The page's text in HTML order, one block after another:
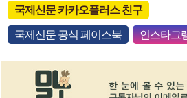
국제신문 카카오플러스 친구
국제신문 공식 페이스북 인스타그